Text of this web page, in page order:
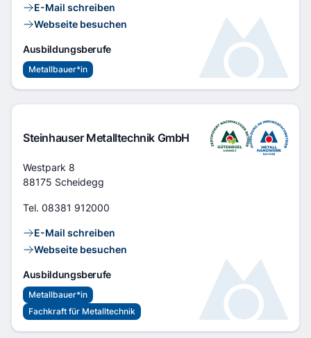
Kontaktlinks
E-Mail schreiben
Webseite besuchen
Ausbildungsberufe
Metallbauer*in
Steinhauser Metalltechnik GmbH
Adresse
Westpark 8
88175 Scheidegg
Tel. 08381 912000
Kontaktlinks
E-Mail schreiben
Webseite besuchen
Ausbildungsberufe
Metallbauer*in
Fachkraft für Metalltechnik